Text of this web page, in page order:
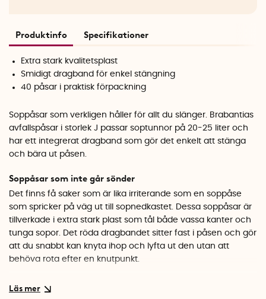
Produktinfo Specifikationer
Extra stark kvalitetsplast
Smidigt dragband för enkel stängning
40 påsar i praktisk förpackning
Soppåsar som verkligen håller för allt du slänger. Brabantias
avfallspåsar i storlek J passar soptunnor på 20-25 liter och
har ett integrerat dragband som gör det enkelt att stänga
och bära ut påsen.
Soppåsar som inte går sönder
Det finns få saker som är lika irriterande som en soppåse
som spricker på väg ut till sopnedkastet. Dessa soppåsar är
tillverkade i extra stark plast som tål både vassa kanter och
tunga sopor. Det röda dragbandet sitter fast i påsen och gör
att du snabbt kan knyta ihop och lyfta ut den utan att
behöva rota efter en knutpunkt.
Praktisk förpackning